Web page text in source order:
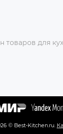
товаров для
© Best-Kitchen.ru.